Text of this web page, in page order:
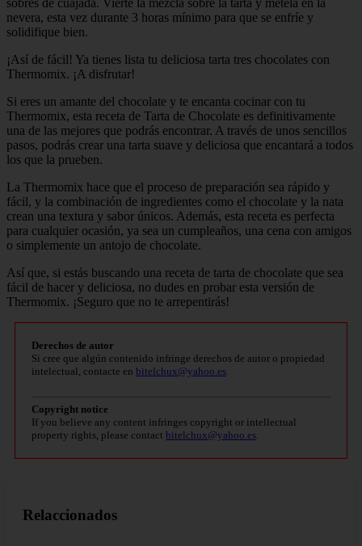
sobres de cuajada. Vierte la mezcla sobre la tarta y métela en la
nevera, esta vez durante 3 horas mínimo para que se enfríe y
solidifique bien.
¡Así de fácil! Ya tienes lista tu deliciosa tarta tres chocolates con
Thermomix. ¡A disfrutar!
Si eres un amante del chocolate y te encanta cocinar con tu
Thermomix, esta receta de Tarta de Chocolate es definitivamente
una de las mejores que podrás encontrar. A través de unos sencillos
pasos, podrás crear una tarta suave y deliciosa que encantará a todos
los que la prueben.
La Thermomix hace que el proceso de preparación sea rápido y
fácil, y la combinación de ingredientes como el chocolate y la nata
crean una textura y sabor únicos. Además, esta receta es perfecta
para cualquier ocasión, ya sea un cumpleaños, una cena con amigos
o simplemente un antojo de chocolate.
Así que, si estás buscando una receta de tarta de chocolate que sea
fácil de hacer y deliciosa, no dudes en probar esta versión de
Thermomix. ¡Seguro que no te arrepentirás!
Derechos de autor
Si cree que algún contenido infringe derechos de autor o propiedad
intelectual, contacte en bitelchux@yahoo.es.
Copyright notice
If you believe any content infringes copyright or intellectual
property rights, please contact bitelchux@yahoo.es.
Relaccionados